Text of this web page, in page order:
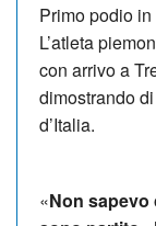
Primo podio
L’atleta
con arrivo a
dimostrando
d’Italia.
«Non